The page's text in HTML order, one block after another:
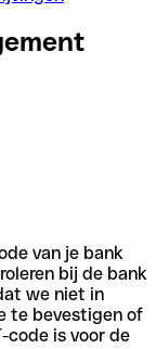
van je bank
bij de bank
we niet in
te bevestigen of
code is voor de